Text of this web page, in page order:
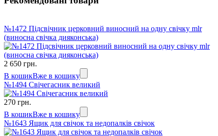
№1472 Підсвічник церковний виносний на одну свічку mlr
(виносна свічка дияконська)
2 650 грн.
В кошикВже в кошику
№1494 Свічегасник великий
270 грн.
В кошикВже в кошику
№1643 Ящик для свічок та недопалків свічок